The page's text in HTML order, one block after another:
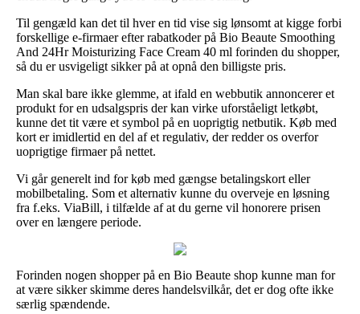
Til gengæld kan det til hver en tid vise sig lønsomt at kigge forbi
forskellige e-firmaer efter rabatkoder på Bio Beaute Smoothing
And 24Hr Moisturizing Face Cream 40 ml forinden du shopper,
så du er usvigeligt sikker på at opnå den billigste pris.
Man skal bare ikke glemme, at ifald en webbutik annoncerer et
produkt for en udsalgspris der kan virke uforståeligt letkøbt,
kunne det tit være et symbol på en uoprigtig netbutik. Køb med
kort er imidlertid en del af et regulativ, der redder os overfor
uoprigtige firmaer på nettet.
Vi går generelt ind for køb med gængse betalingskort eller
mobilbetaling. Som et alternativ kunne du overveje en løsning
fra f.eks. ViaBill, i tilfælde af at du gerne vil honorere prisen
over en længere periode.
Forinden nogen shopper på en Bio Beaute shop kunne man for
at være sikker skimme deres handelsvilkår, det er dog ofte ikke
særlig spændende.